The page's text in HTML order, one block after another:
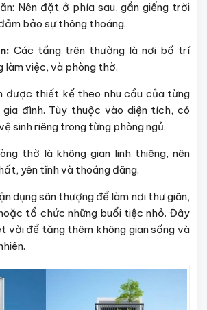
Nên đặt ở phía sau, gần giếng trời
bảo sự thông thoáng.
Các tầng trên thường là nơi bố trí
làm việc, và phòng thờ.
được thiết kế theo nhu cầu của từng
gia đình. Tùy thuộc vào diện tích, có
sinh riêng trong từng phòng ngủ.
thờ là không gian linh thiêng, nên
yên tĩnh và thoáng đãng.
dụng sân thượng để làm nơi thư giãn,
tổ chức những buổi tiệc nhỏ. Đây
vời để tăng thêm không gian sống và